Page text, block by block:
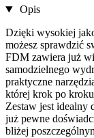
Opis
Dzięki wysokiej
możesz sprawdzić
FDM zawiera już
samodzielnego
praktyczne
której krok po
Zestaw jest idealny
już pewne
bliżej